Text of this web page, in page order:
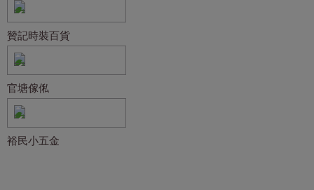
贊記時裝百貨
官塘傢俬
裕民小五金